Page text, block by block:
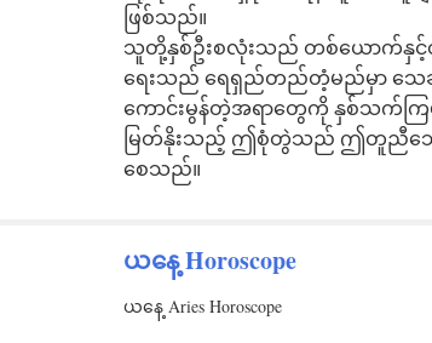
ဖြစ်သည်။
သူတို့နှစ်ဦးစလုံးသည် တစ်ယောက်နှ
ရေးသည် ရေရှည်တည်တံ့မည်မှာ သေ
ကောင်းမွန်တဲ့အရာတွေကို နှစ်သက်ကြ
မြတ်နိုးသည့် ဤစုံတွဲသည် ဤတူညီသောပ
စေသည်။
ယနေ့ Horoscope
ယနေ့ Aries Horoscope